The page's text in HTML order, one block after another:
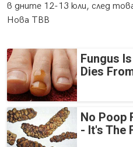
в дните 12-13 юли, след
Нова ТВВ
Fungus
Dies
No Poop
- It's The